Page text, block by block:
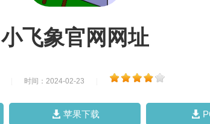
小飞象官网网址
时间：2024-02-23
苹果下载